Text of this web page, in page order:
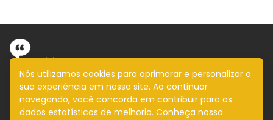
Informação com imparcialidade
SIGA
Nós utilizamos cookies para aprimorar e personalizar a
sua experiência em nosso site. Ao continuar
navegando, você concorda em contribuir para os
dados estatísticos de melhoria. Conheça nossa